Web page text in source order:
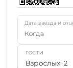
Дата заезда и
Когда
ГОСТИ
Взрослых: 2